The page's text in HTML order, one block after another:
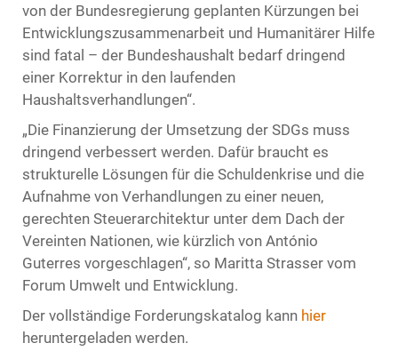
von der Bundesregierung geplanten Kürzungen bei
Entwicklungszusammenarbeit und Humanitärer Hilfe
sind fatal – der Bundeshaushalt bedarf dringend
einer Korrektur in den laufenden
Haushaltsverhandlungen“.
„Die Finanzierung der Umsetzung der SDGs muss
dringend verbessert werden. Dafür braucht es
strukturelle Lösungen für die Schuldenkrise und die
Aufnahme von Verhandlungen zu einer neuen,
gerechten Steuerarchitektur unter dem Dach der
Vereinten Nationen, wie kürzlich von António
Guterres vorgeschlagen“, so Maritta Strasser vom
Forum Umwelt und Entwicklung.
Der vollständige Forderungskatalog kann hier
heruntergeladen werden.